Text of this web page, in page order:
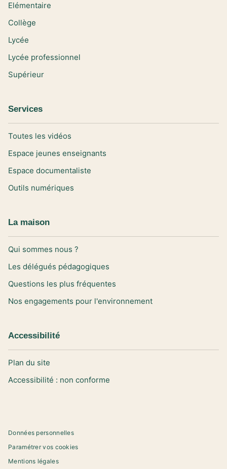
Elémentaire
Collège
Lycée
Lycée professionnel
Supérieur
Services
Toutes les vidéos
Espace jeunes enseignants
Espace documentaliste
Outils numériques
La maison
Qui sommes nous ?
Les délégués pédagogiques
Questions les plus fréquentes
Nos engagements pour l'environnement
Accessibilité
Plan du site
Accessibilité : non conforme
Données personnelles
Paramétrer vos cookies
Mentions légales